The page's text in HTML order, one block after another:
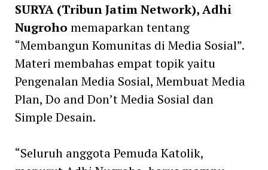
SURYA (Tribun Jatim Network), Adhi
Nugroho memaparkan tentang
“Membangun Komunitas di Media Sosial”.
Materi membahas empat topik yaitu
Pengenalan Media Sosial, Membuat Media
Plan, Do and Don’t Media Sosial dan
Simple Desain.
“Seluruh anggota Pemuda Katolik,